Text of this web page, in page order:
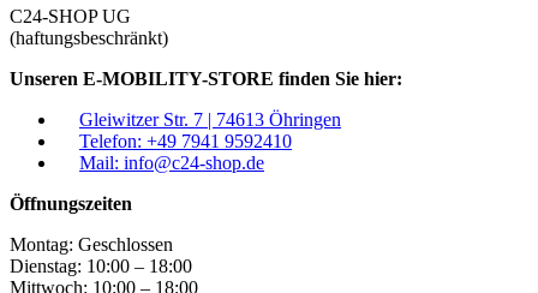
C24-SHOP UG
(haftungsbeschränkt)
Unseren E-MOBILITY-STORE finden Sie hier:
Gleiwitzer Str. 7 | 74613 Öhringen
Telefon: +49 7941 9592410
Mail: info@c24-shop.de
Öffnungszeiten
Montag: Geschlossen
Dienstag: 10:00 – 18:00
Mittwoch: 10:00 – 18:00